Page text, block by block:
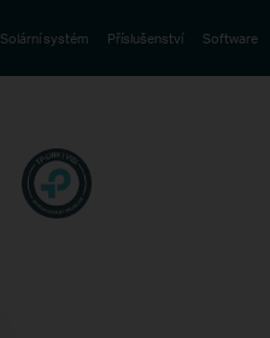
Solární systém Příslušenství Software